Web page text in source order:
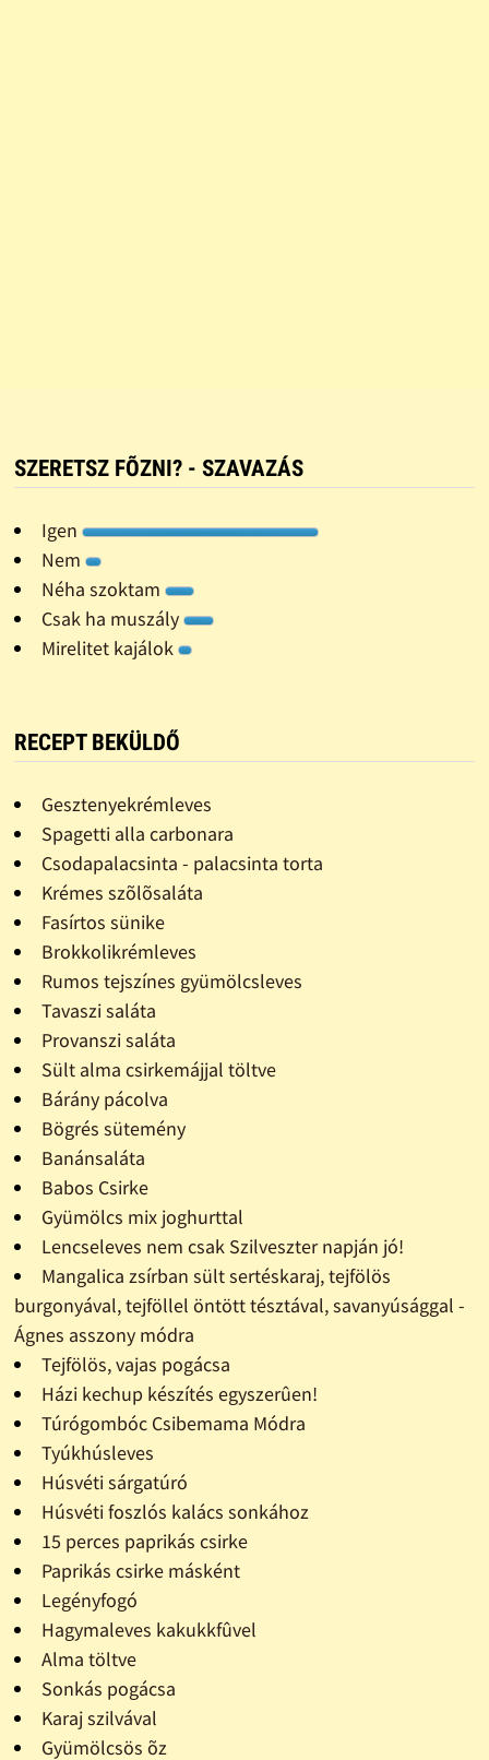
SZERETSZ FÕZNI? - SZAVAZÁS
Igen
Nem
Néha szoktam
Csak ha muszály
Mirelitet kajálok
RECEPT BEKÜLDŐ
Gesztenyekrémleves
Spagetti alla carbonara
Csodapalacsinta - palacsinta torta
Krémes szõlõsaláta
Fasírtos sünike
Brokkolikrémleves
Rumos tejszínes gyümölcsleves
Tavaszi saláta
Provanszi saláta
Sült alma csirkemájjal töltve
Bárány pácolva
Bögrés sütemény
Banánsaláta
Babos Csirke
Gyümölcs mix joghurttal
Lencseleves nem csak Szilveszter napján jó!
Mangalica zsírban sült sertéskaraj, tejfölös
burgonyával, tejföllel öntött tésztával, savanyúsággal -
Ágnes asszony módra
Tejfölös, vajas pogácsa
Házi kechup készítés egyszerûen!
Túrógombóc Csibemama Módra
Tyúkhúsleves
Húsvéti sárgatúró
Húsvéti foszlós kalács sonkához
15 perces paprikás csirke
Paprikás csirke másként
Legényfogó
Hagymaleves kakukkfûvel
Alma töltve
Sonkás pogácsa
Karaj szilvával
Gyümölcsös õz